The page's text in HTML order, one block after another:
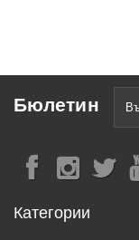
Бюлетин
Категории